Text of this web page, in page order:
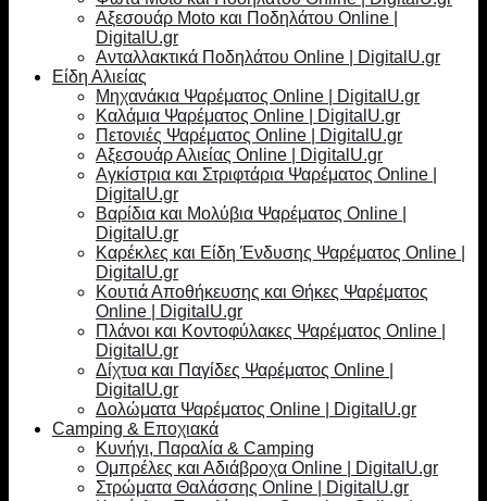
Αξεσουάρ Moto και Ποδηλάτου Online |
DigitalU.gr
Ανταλλακτικά Ποδηλάτου Online | DigitalU.gr
Είδη Αλιείας
Μηχανάκια Ψαρέματος Online | DigitalU.gr
Καλάμια Ψαρέματος Online | DigitalU.gr
Πετονιές Ψαρέματος Online | DigitalU.gr
Αξεσουάρ Αλιείας Online | DigitalU.gr
Αγκίστρια και Στριφτάρια Ψαρέματος Online |
DigitalU.gr
Βαρίδια και Μολύβια Ψαρέματος Online |
DigitalU.gr
Καρέκλες και Είδη Ένδυσης Ψαρέματος Online |
DigitalU.gr
Κουτιά Αποθήκευσης και Θήκες Ψαρέματος
Online | DigitalU.gr
Πλάνοι και Κοντοφύλακες Ψαρέματος Online |
DigitalU.gr
Δίχτυα και Παγίδες Ψαρέματος Online |
DigitalU.gr
Δολώματα Ψαρέματος Online | DigitalU.gr
Camping & Εποχιακά
Κυνήγι, Παραλία & Camping
Ομπρέλες και Αδιάβροχα Online | DigitalU.gr
Στρώματα Θαλάσσης Online | DigitalU.gr